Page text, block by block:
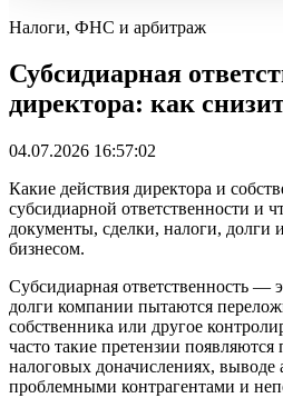
Налоги, ФНС и арбитраж
Субсидиарная
директора: как
04.07.2026 16:57:02
Какие действия директора и
субсидиарной ответственности и
документы, сделки, налоги, долги
бизнесом.
Субсидиарная ответственность —
долги компании пытаются
собственника или другое
часто такие претензии появляются
налоговых доначислениях, выводе
проблемными контрагентами и